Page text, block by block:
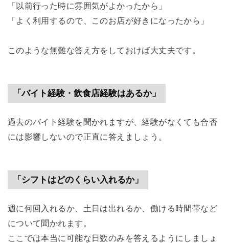
「以前行った時に雰囲気がよかったから」
「よく利用するので、このお店が好きになったから」
このような無難な答え方をしておけば大丈夫です。
「バイト経験・飲食店経験はあるか」
過去のバイト経験を聞かれますが、経験がなくても合否
には影響しないので正直に答えましょう。
「シフトはどのくらい入れるか」
週に何回入れるか、土日は出れるか、働ける時間帯など
について聞かれます。
ここでは本当に可能な日数のみを答えるようにしましょ